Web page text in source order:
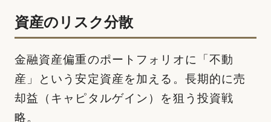
資産のリスク分散
⾦融資産偏重のポートフォリオに「不動
産」という安定資産を加える。⻑期的に売
却益（キャピタルゲイン）を狙う投資戦
略。